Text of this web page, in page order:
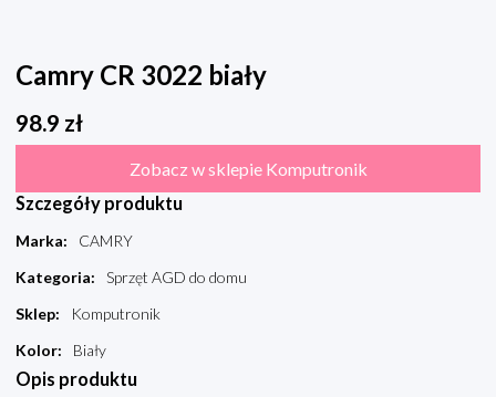
Camry CR 3022 biały
98.9 zł
Zobacz w sklepie Komputronik
Szczegóły produktu
Marka:
CAMRY
Kategoria:
Sprzęt AGD do domu
Sklep:
Komputronik
Kolor: Biały
Opis produktu